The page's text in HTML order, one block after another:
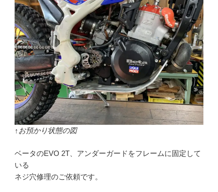
↑お預かり状態の図
ベータのEVO 2T、アンダーガードをフレームに固定して
いる
ネジ穴修理のご依頼です。